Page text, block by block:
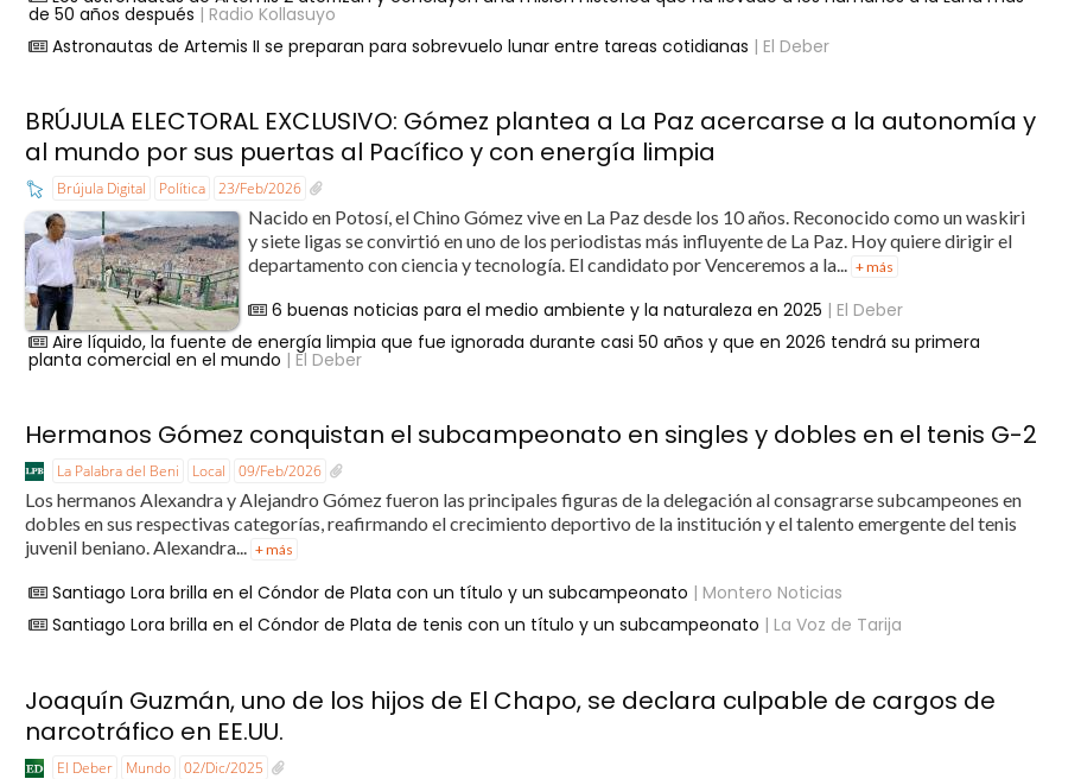
de 50 años después | Radio Kollasuyo
Astronautas de Artemis II se preparan para sobrevuelo lunar entre tareas cotidianas | El Deber
BRÚJULA ELECTORAL EXCLUSIVO: Gómez plantea a La Paz acercarse a la autonomía y
al mundo por sus puertas al Pacífico y con energía limpia
Brújula Digital Política 23/Feb/2026
Nacido en Potosí, el Chino Gómez vive en La Paz desde los 10 años. Reconocido como un waskiri
y siete ligas se convirtió en uno de los periodistas más influyente de La Paz. Hoy quiere dirigir el
departamento con ciencia y tecnología. El candidato por Venceremos a la... + más
6 buenas noticias para el medio ambiente y la naturaleza en 2025 | El Deber
Aire líquido, la fuente de energía limpia que fue ignorada durante casi 50 años y que en 2026 tendrá su primera
planta comercial en el mundo | El Deber
Hermanos Gómez conquistan el subcampeonato en singles y dobles en el tenis G-2
La Palabra del Beni Local 09/Feb/2026
Los hermanos Alexandra y Alejandro Gómez fueron las principales figuras de la delegación al consagrarse subcampeones en
dobles en sus respectivas categorías, reafirmando el crecimiento deportivo de la institución y el talento emergente del tenis
juvenil beniano. Alexandra... + más
Santiago Lora brilla en el Cóndor de Plata con un título y un subcampeonato | Montero Noticias
Santiago Lora brilla en el Cóndor de Plata de tenis con un título y un subcampeonato | La Voz de Tarija
Joaquín Guzmán, uno de los hijos de El Chapo, se declara culpable de cargos de
narcotráfico en EE.UU.
El Deber Mundo 02/Dic/2025